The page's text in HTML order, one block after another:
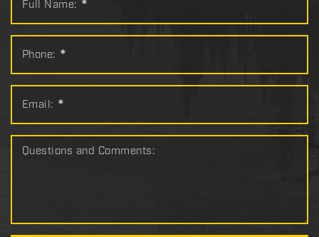
Full Name: *
Phone: *
Email: *
Questions and Comments: